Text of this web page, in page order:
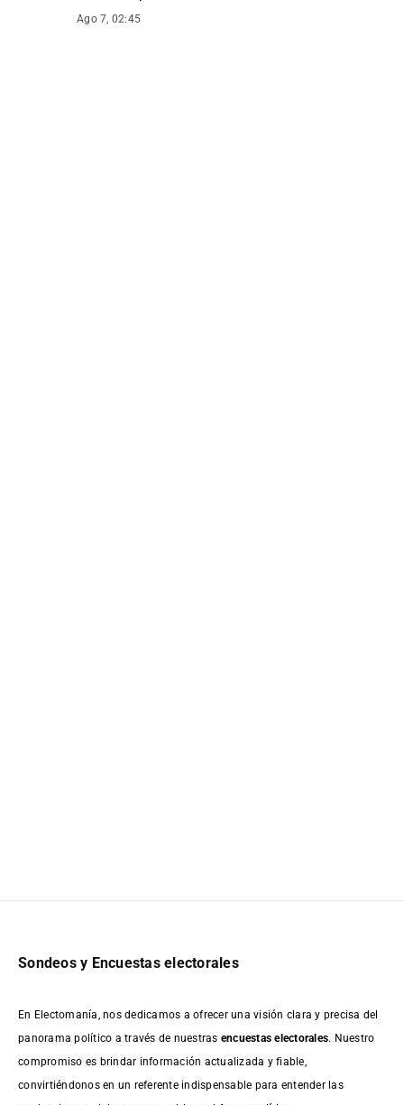
Ago 7, 02:45
Sondeos y Encuestas electorales
En Electomanía, nos dedicamos a ofrecer una visión clara y precisa del
panorama político a través de nuestras encuestas electorales. Nuestro
compromiso es brindar información actualizada y fiable,
convirtiéndonos en un referente indispensable para entender las